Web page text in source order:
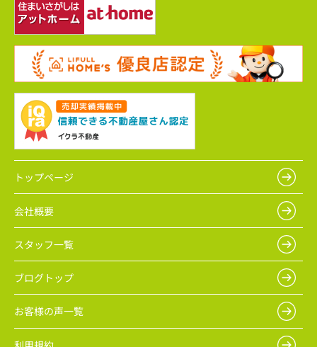
トップページ
会社概要
スタッフ一覧
ブログトップ
お客様の声一覧